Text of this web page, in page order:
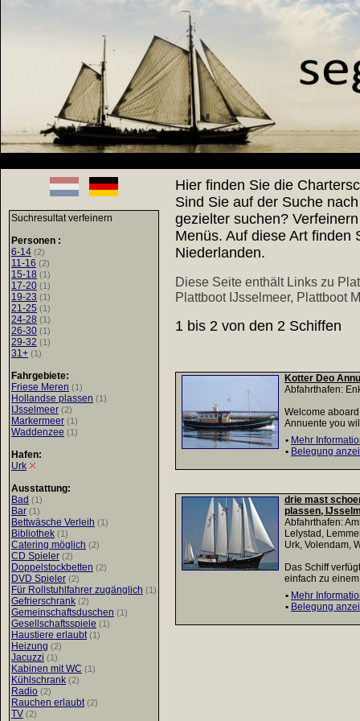
Suchresultat verfeinern
Personen :
6-14 (2)
11-16 (2)
15-18 (1)
17-20 (1)
19-23 (1)
21-25 (1)
24-28 (1)
26-30 (1)
29-32 (1)
31+ (1)
Fahrgebiete:
Friese Meren (1)
Hollandse plassen (1)
IJsselmeer (2)
Markermeer (1)
Waddenzee (1)
Hafen:
Urk
Ausstattung:
Bad (1)
Bar (1)
Bettwäsche Verleih (1)
Bibliothek (1)
Catering möglich (2)
CD Spieler (2)
Doppelstockbetten (2)
DVD Spieler (2)
Für Rollstuhlfahrer zugänglich (1)
Gefrierschrank (2)
Gemeinschaftsduschen (1)
Gesellschaftsspiele (1)
Haustiere erlaubt (1)
Heizung (2)
Jacuzzi (1)
Kabinen mit WC (1)
Kühlschrank (2)
Radio (2)
Rauchen erlaubt (2)
TV (2)
Hier finden Sie die
Sind Sie auf der Suche
gezielter suchen?
Menüs. Auf diese Art finden
Niederlanden.
Diese Seite enthält Links zu
Plattboot IJsselmeer, Plattboot
1 bis 2 von den 2 Schiffen
Kotter Deo
Abfahrthafen:
Welcome
Annuente you
• Mehr
• Belegung
drie mast
plassen,
Abfahrthafen:
Lelystad,
Urk, Volendam,
Das Schiff
einfach zu
• Mehr
• Belegung